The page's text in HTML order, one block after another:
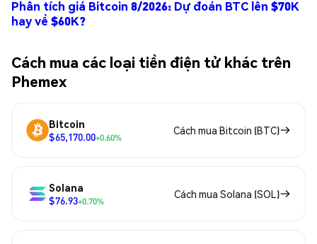
Phân tích giá Bitcoin 8/2026: Dự đoán BTC lên $70K
hay về $60K?
Cách mua các loại tiền điện tử khác trên
Phemex
Bitcoin
$65,170.00+0.60%
Cách mua Bitcoin (BTC)
Solana
$76.93+0.70%
Cách mua Solana (SOL)